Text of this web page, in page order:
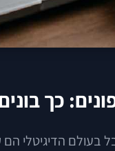
כך
הדיגיטלי הם